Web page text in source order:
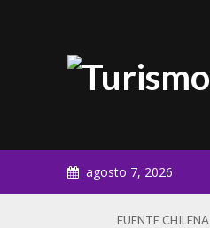
agosto 7, 2026
FUENTE CHILENA